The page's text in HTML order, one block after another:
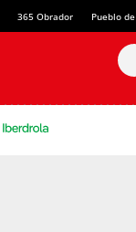
365 Obrador Pueblo